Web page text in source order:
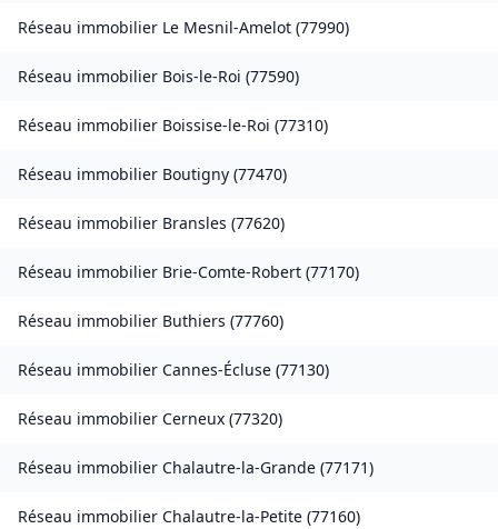
Réseau immobilier Le Mesnil-Amelot (77990)
Réseau immobilier Bois-le-Roi (77590)
Réseau immobilier Boissise-le-Roi (77310)
Réseau immobilier Boutigny (77470)
Réseau immobilier Bransles (77620)
Réseau immobilier Brie-Comte-Robert (77170)
Réseau immobilier Buthiers (77760)
Réseau immobilier Cannes-Écluse (77130)
Réseau immobilier Cerneux (77320)
Réseau immobilier Chalautre-la-Grande (77171)
Réseau immobilier Chalautre-la-Petite (77160)